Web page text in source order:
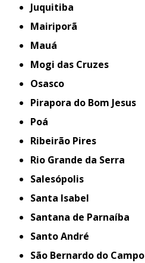
Juquitiba
Mairiporã
Mauá
Mogi das Cruzes
Osasco
Pirapora do Bom Jesus
Poá
Ribeirão Pires
Rio Grande da Serra
Salesópolis
Santa Isabel
Santana de Parnaíba
Santo André
São Bernardo do Campo